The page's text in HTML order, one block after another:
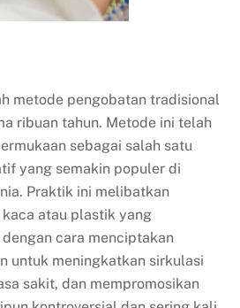
metode pengobatan tradisional
ribuan tahun. Metode ini telah
sebagai salah satu
yang semakin populer di
Praktik ini melibatkan
atau plastik yang
cara menciptakan
untuk meningkatkan sirkulasi
sakit, dan mempromosikan